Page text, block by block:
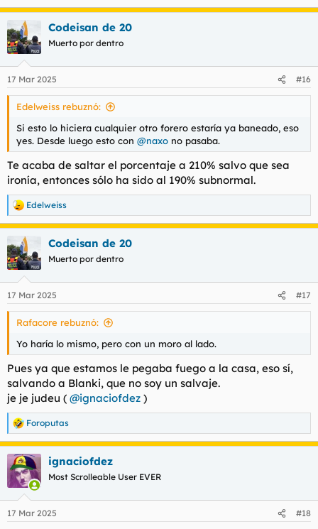
Codeisan de 20
Muerto por dentro
17 Mar 2025 #16
Edelweiss rebuznó:
Si esto lo hiciera cualquier otro forero estaría ya baneado, eso
yes. Desde luego esto con @naxo no pasaba.
Te acaba de saltar el porcentaje a 210% salvo que sea
ironía, entonces sólo ha sido al 190% subnormal.
R
e
a
c
c
i
e
s
Edelweiss
Codeisan de 20
Muerto por dentro
17 Mar 2025 #17
Rafacore rebuznó:
Yo haría lo mismo, pero con un moro al lado.
Pues ya que estamos le pegaba fuego a la casa, eso sí,
salvando a Blanki, que no soy un salvaje.
je je judeu ( @ignaciofdez )
R
e
a
c
c
i
e
Foroputas
ignaciofdez
Most Scrolleable User EVER
17 Mar 2025 #18